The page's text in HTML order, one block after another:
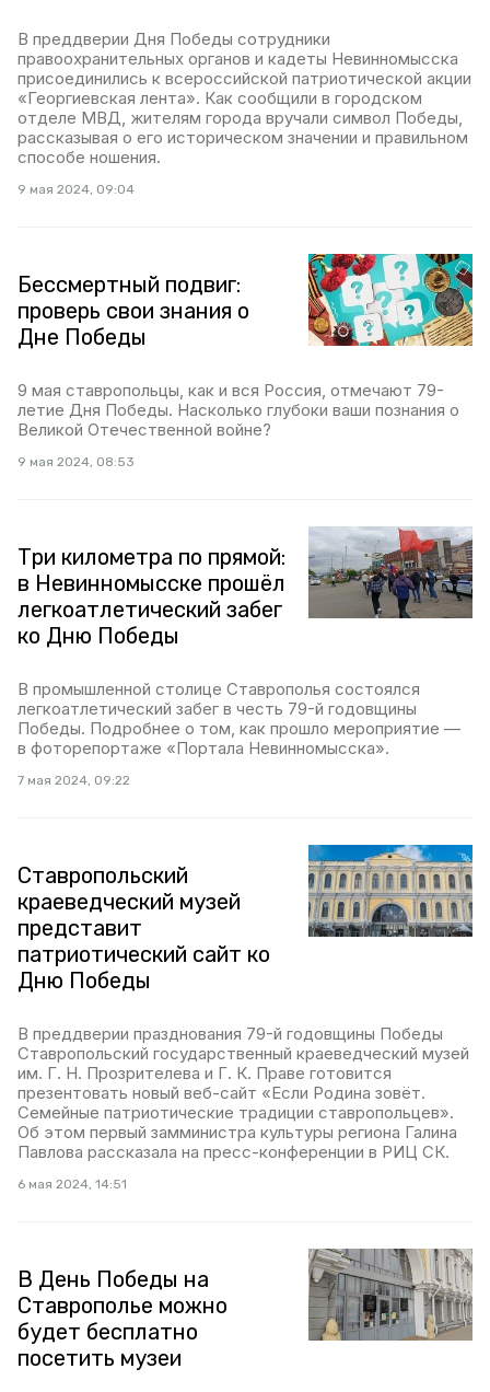
В преддверии Дня Победы сотрудники
правоохранительных органов и кадеты Невинномысска
присоединились к всероссийской патриотической акции
«Георгиевская лента». Как сообщили в городском
отделе МВД, жителям города вручали символ Победы,
рассказывая о его историческом значении и правильном
способе ношения.
9 мая 2024, 09:04
Бессмертный подвиг:
проверь свои знания о
Дне Победы
9 мая ставропольцы, как и вся Россия, отмечают 79-
летие Дня Победы. Насколько глубоки ваши познания о
Великой Отечественной войне?
9 мая 2024, 08:53
Три километра по прямой:
в Невинномысске прошёл
легкоатлетический забег
ко Дню Победы
В промышленной столице Ставрополья состоялся
легкоатлетический забег в честь 79-й годовщины
Победы. Подробнее о том, как прошло мероприятие —
в фоторепортаже «Портала Невинномысска».
7 мая 2024, 09:22
Ставропольский
краеведческий музей
представит
патриотический сайт ко
Дню Победы
В преддверии празднования 79-й годовщины Победы
Ставропольский государственный краеведческий музей
им. Г. Н. Прозрителева и Г. К. Праве готовится
презентовать новый веб-сайт «Если Родина зовёт.
Семейные патриотические традиции ставропольцев».
Об этом первый замминистра культуры региона Галина
Павлова рассказала на пресс-конференции в РИЦ СК.
6 мая 2024, 14:51
В День Победы на
Ставрополье можно
будет бесплатно
посетить музеи